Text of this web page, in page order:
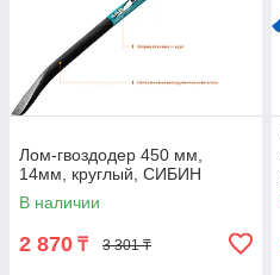
Лом-гвоздодер 450 мм,
14мм, круглый, СИБИН
В наличии
2 870 ₸ 3 301 ₸